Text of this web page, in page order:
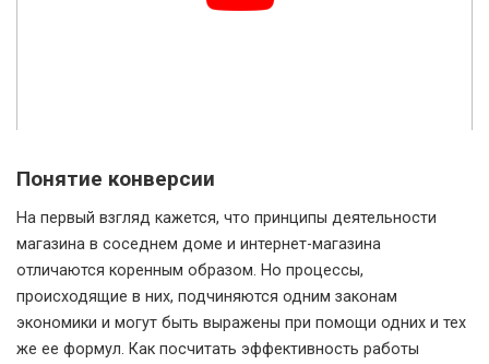
Понятие конверсии
На первый взгляд кажется, что принципы деятельности
магазина в соседнем доме и интернет-магазина
отличаются коренным образом. Но процессы,
происходящие в них, подчиняются одним законам
экономики и могут быть выражены при помощи одних и тех
же ее формул. Как посчитать эффективность работы